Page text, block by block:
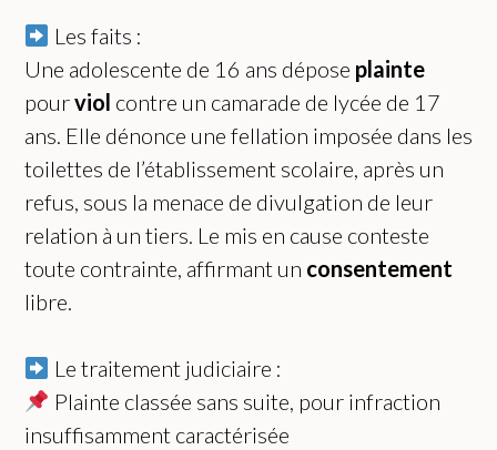
Les faits :
Une adolescente de 16 ans dépose plainte
pourviol contre un camarade de lycée de 17
ans. Elle dénonce une fellation imposée dans les
toilettes de l’établissement scolaire, après un
refus, sous la menace de divulgation de leur
relation à un tiers. Le mis en cause conteste
toute contrainte, affirmant un consentement
libre.
Le traitement judiciaire :
Plainte classée sans suite, pour infraction
insuffisamment caractérisée